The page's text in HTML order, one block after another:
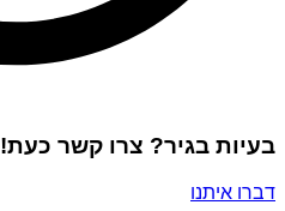
בעיות בגיר? צרו קשר כעת!
דברו איתנו